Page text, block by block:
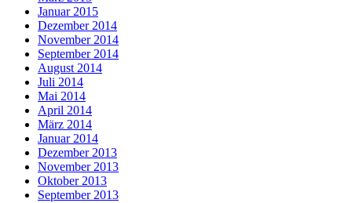
Januar 2015
Dezember 2014
November 2014
September 2014
August 2014
Juli 2014
Mai 2014
April 2014
März 2014
Januar 2014
Dezember 2013
November 2013
Oktober 2013
September 2013